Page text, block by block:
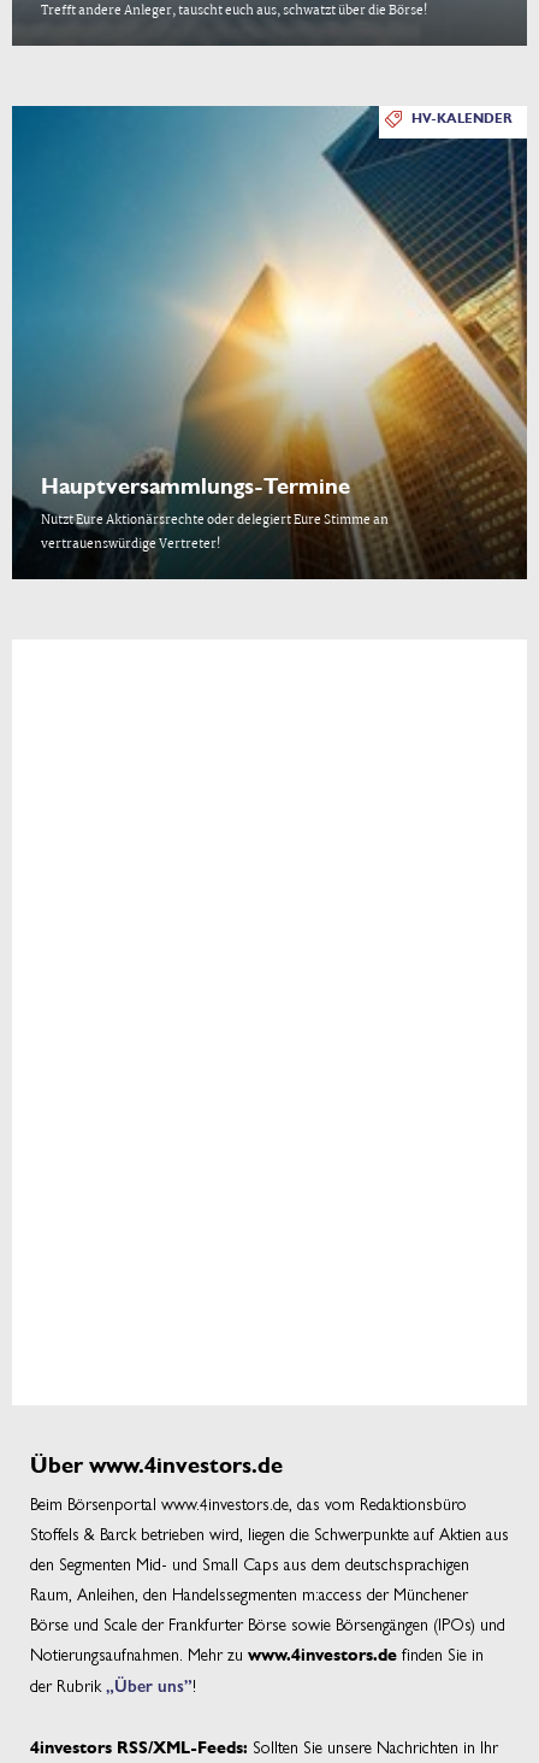
Trefft andere Anleger, tauscht euch aus, schwatzt über die Börse!
HV-KALENDER
Hauptversammlungs-Termine
Nutzt Eure Aktionärsrechte oder delegiert Eure Stimme an
vertrauenswürdige Vertreter!
Über www.4investors.de
Beim Börsenportal www.4investors.de, das vom Redaktionsbüro
Stoffels & Barck betrieben wird, liegen die Schwerpunkte auf Aktien aus
den Segmenten Mid- und Small Caps aus dem deutschsprachigen
Raum, Anleihen, den Handelssegmenten m:access der Münchener
Börse und Scale der Frankfurter Börse sowie Börsengängen (IPOs) und
Notierungsaufnahmen. Mehr zu www.4investors.de finden Sie in
der Rubrik „Über uns”!
4investors RSS/XML-Feeds: Sollten Sie unsere Nachrichten in Ihr